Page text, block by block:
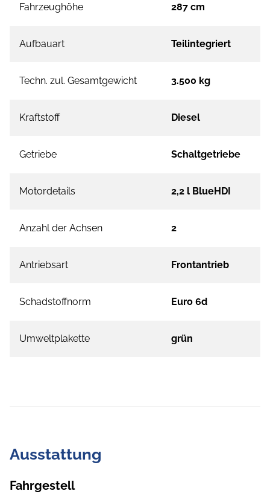
Fahrzeughöhe 287 cm
Aufbauart Teilintegriert
Techn. zul. Gesamtgewicht 3.500 kg
Kraftstoff Diesel
Getriebe Schaltgetriebe
Motordetails 2,2 l BlueHDI
Anzahl der Achsen 2
Antriebsart Frontantrieb
Schadstoffnorm Euro 6d
Umweltplakette grün
Ausstattung
Fahrgestell